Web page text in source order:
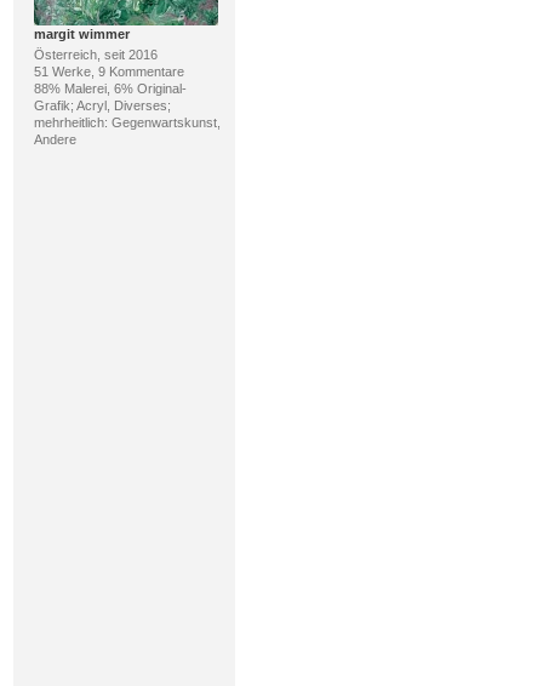
margit wimmer
Österreich, seit 2016
51 Werke, 9 Kommentare
88% Malerei, 6% Original-
Grafik; Acryl, Diverses;
mehrheitlich: Gegenwartskunst,
Andere